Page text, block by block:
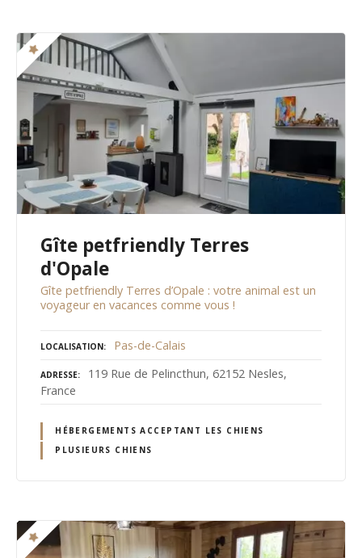
Gîte petfriendly Terres
d'Opale
Gîte petfriendly Terres d’Opale : votre animal est un
voyageur en vacances comme vous !
LOCALISATION Pas-de-Calais
ADRESSE
119 Rue de Pelincthun, 62152 Nesles,
France
HÉBERGEMENTS ACCEPTANT LES CHIENS
PLUSIEURS CHIENS